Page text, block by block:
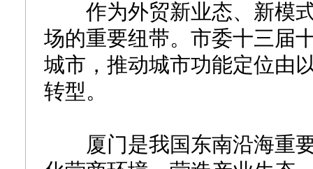
作为外贸新业态、新模式
场的重要纽带。市委十三届
城市，推动城市功能定位由
转型。
厦门是我国东南沿海重要